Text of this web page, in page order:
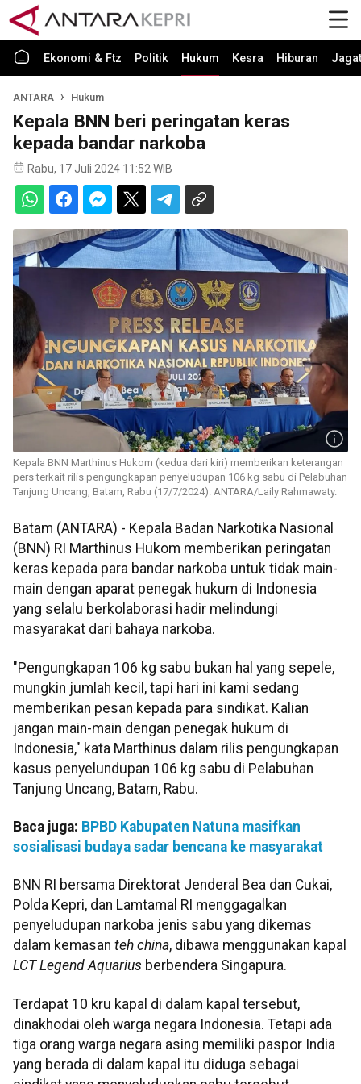
Ekonomi & Ftz Politik Hukum Kesra Hiburan Jagat
ANTARA Hukum
Kepala BNN beri peringatan keras
kepada bandar narkoba
Rabu, 17 Juli 2024 11:52 WIB
Kepala BNN Marthinus Hukom (kedua dari kiri) memberikan keterangan
pers terkait rilis pengungkapan penyeludupan 106 kg sabu di Pelabuhan
Tanjung Uncang, Batam, Rabu (17/7/2024). ANTARA/Laily Rahmawaty.
Batam (ANTARA) - Kepala Badan Narkotika Nasional
(BNN) RI Marthinus Hukom memberikan peringatan
keras kepada para bandar narkoba untuk tidak main-
main dengan aparat penegak hukum di Indonesia
yang selalu berkolaborasi hadir melindungi
masyarakat dari bahaya narkoba.
"Pengungkapan 106 kg sabu bukan hal yang sepele,
mungkin jumlah kecil, tapi hari ini kami sedang
memberikan pesan kepada para sindikat. Kalian
jangan main-main dengan penegak hukum di
Indonesia," kata Marthinus dalam rilis pengungkapan
kasus penyelundupan 106 kg sabu di Pelabuhan
Tanjung Uncang, Batam, Rabu.
Baca juga: BPBD Kabupaten Natuna masifkan
sosialisasi budaya sadar bencana ke masyarakat
BNN RI bersama Direktorat Jenderal Bea dan Cukai,
Polda Kepri, dan Lamtamal RI menggagalkan
penyeludupan narkoba jenis sabu yang dikemas
dalam kemasan teh china, dibawa menggunakan kapal
LCT Legend Aquarius berbendera Singapura.
Terdapat 10 kru kapal di dalam kapal tersebut,
dinakhodai oleh warga negara Indonesia. Tetapi ada
tiga orang warga negara asing memiliki paspor India
yang berada di dalam kapal itu diduga sebagai